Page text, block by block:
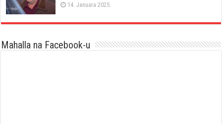
14. Januara 2025.
Mahalla na Facebook-u